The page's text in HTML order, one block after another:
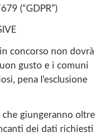
(“GDPR”)
concorso non dovrà
gusto e i comuni
pena l’esclusione
che giungeranno oltre
dei dati richiesti